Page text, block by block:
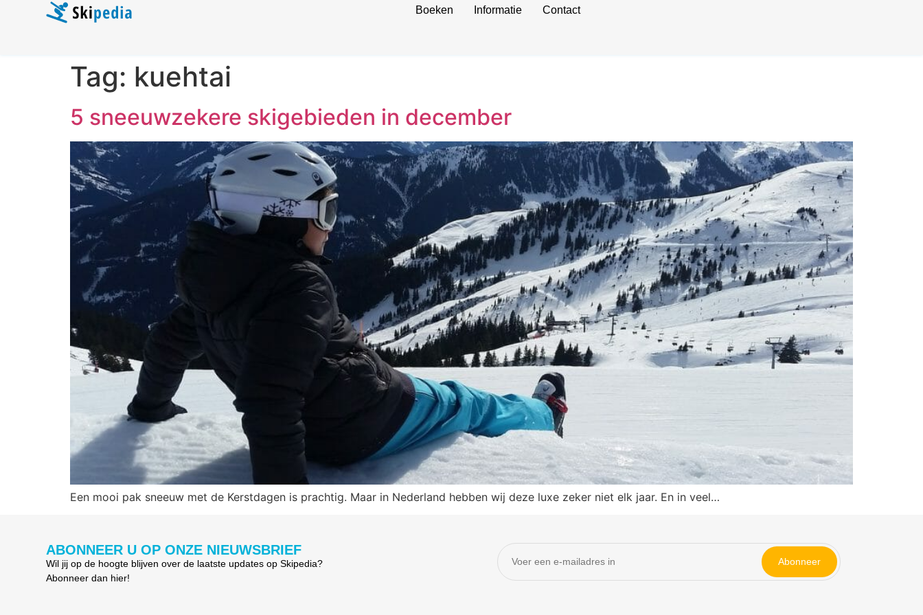
Boeken Informatie Contact
Tag: kuehtai
5 sneeuwzekere skigebieden in december
Een mooi pak sneeuw met de Kerstdagen is prachtig. Maar in Nederland hebben wij deze luxe zeker niet elk jaar. En in veel…
ABONNEER U OP ONZE NIEUWSBRIEF
Wil jij op de hoogte blijven over de laatste updates op Skipedia?
Abonneer dan hier!
Abonneer